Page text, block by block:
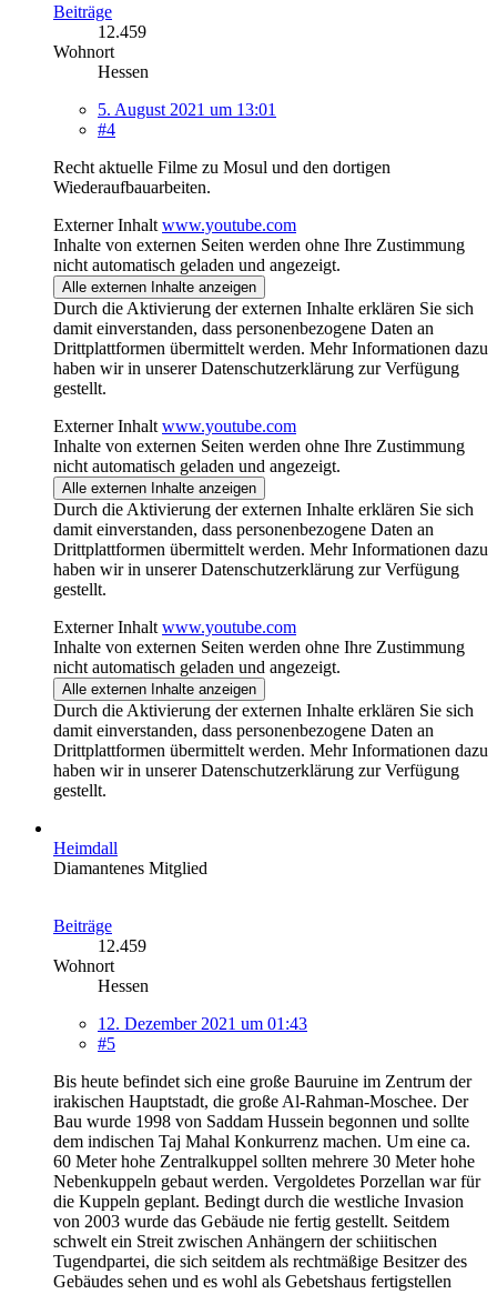
Beiträge
12.459
Wohnort
Hessen
5. August 2021 um 13:01
#4
Recht aktuelle Filme zu Mosul und den dortigen
Wiederaufbauarbeiten.
Externer Inhalt www.youtube.com
Inhalte von externen Seiten werden ohne Ihre Zustimmung
nicht automatisch geladen und angezeigt.
Alle externen Inhalte anzeigen
Durch die Aktivierung der externen Inhalte erklären Sie sich
damit einverstanden, dass personenbezogene Daten an
Drittplattformen übermittelt werden. Mehr Informationen dazu
haben wir in unserer Datenschutzerklärung zur Verfügung
gestellt.
Externer Inhalt www.youtube.com
Inhalte von externen Seiten werden ohne Ihre Zustimmung
nicht automatisch geladen und angezeigt.
Alle externen Inhalte anzeigen
Durch die Aktivierung der externen Inhalte erklären Sie sich
damit einverstanden, dass personenbezogene Daten an
Drittplattformen übermittelt werden. Mehr Informationen dazu
haben wir in unserer Datenschutzerklärung zur Verfügung
gestellt.
Externer Inhalt www.youtube.com
Inhalte von externen Seiten werden ohne Ihre Zustimmung
nicht automatisch geladen und angezeigt.
Alle externen Inhalte anzeigen
Durch die Aktivierung der externen Inhalte erklären Sie sich
damit einverstanden, dass personenbezogene Daten an
Drittplattformen übermittelt werden. Mehr Informationen dazu
haben wir in unserer Datenschutzerklärung zur Verfügung
gestellt.
Heimdall
Diamantenes Mitglied
Beiträge
12.459
Wohnort
Hessen
12. Dezember 2021 um 01:43
#5
Bis heute befindet sich eine große Bauruine im Zentrum der
irakischen Hauptstadt, die große Al-Rahman-Moschee. Der
Bau wurde 1998 von Saddam Hussein begonnen und sollte
dem indischen Taj Mahal Konkurrenz machen. Um eine ca.
60 Meter hohe Zentralkuppel sollten mehrere 30 Meter hohe
Nebenkuppeln gebaut werden. Vergoldetes Porzellan war für
die Kuppeln geplant. Bedingt durch die westliche Invasion
von 2003 wurde das Gebäude nie fertig gestellt. Seitdem
schwelt ein Streit zwischen Anhängern der schiitischen
Tugendpartei, die sich seitdem als rechtmäßige Besitzer des
Gebäudes sehen und es wohl als Gebetshaus fertigstellen